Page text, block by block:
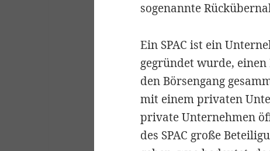
sogenannte
Ein SPAC ist ein
gegründet wurde,
den Börsengang
mit einem privaten
private Unternehmen
des SPAC große